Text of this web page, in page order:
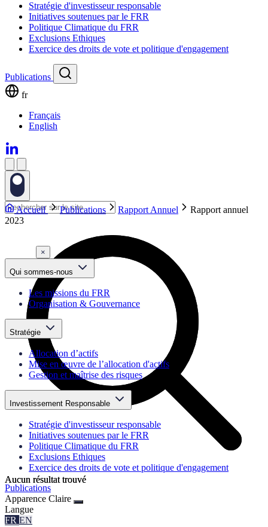
Stratégie d'investisseur responsable
Initiatives soutenues par le FRR
Politique Climatique du FRR
Exclusions Ethiques
Exercice des droits de vote et politique d'engagement
Publications
fr
Français
English
Aucun résultat trouvé
Aucun résultat trouvé
Accueil Publications Rapport Annuel
Rapport annuel
2023
×
Qui sommes-nous
Les missions du FRR
Organisation & Gouvernance
Stratégie
Allocation d’actifs
Mise en œuvre de l’allocation d'actifs
Gestion et maîtrise des risques
Investissement Responsable
Stratégie d'investisseur responsable
Initiatives soutenues par le FRR
Politique Climatique du FRR
Exclusions Ethiques
Exercice des droits de vote et politique d'engagement
Publications
Apparence Claire
Langue
FR EN